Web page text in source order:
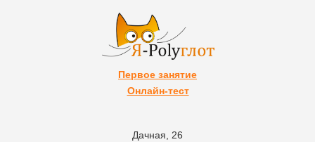
Первое занятие
Дачная, 26
Онлайн-тест